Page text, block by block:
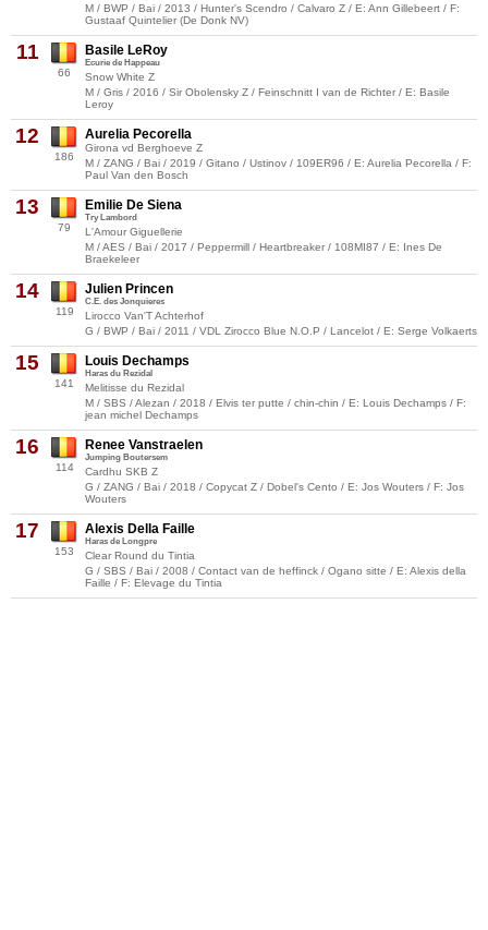
M / BWP / Bai / 2013 / Hunter's Scendro / Calvaro Z / E: Ann Gillebeert / F:
Gustaaf Quintelier (De Donk NV)
11
66
Basile LeRoy
Ecurie de Happeau
Snow White Z
M / Gris / 2016 / Sir Obolensky Z / Feinschnitt I van de Richter / E: Basile
Leroy
12
186
Aurelia Pecorella
Girona vd Berghoeve Z
M / ZANG / Bai / 2019 / Gitano / Ustinov / 109ER96 / E: Aurelia Pecorella / F:
Paul Van den Bosch
13
79
Emilie De Siena
Try Lambord
L'Amour Giguellerie
M / AES / Bai / 2017 / Peppermill / Heartbreaker / 108MI87 / E: Ines De
Braekeleer
14
119
Julien Princen
C.E. des Jonquieres
Lirocco Van'T Achterhof
G / BWP / Bai / 2011 / VDL Zirocco Blue N.O.P / Lancelot / E: Serge Volkaerts
15
141
Louis Dechamps
Haras du Rezidal
Melitisse du Rezidal
M / SBS / Alezan / 2018 / Elvis ter putte / chin-chin / E: Louis Dechamps / F:
jean michel Dechamps
16
114
Renee Vanstraelen
Jumping Boutersem
Cardhu SKB Z
G / ZANG / Bai / 2018 / Copycat Z / Dobel's Cento / E: Jos Wouters / F: Jos
Wouters
17
153
Alexis Della Faille
Haras de Longpre
Clear Round du Tintia
G / SBS / Bai / 2008 / Contact van de heffinck / Ogano sitte / E: Alexis della
Faille / F: Elevage du Tintia